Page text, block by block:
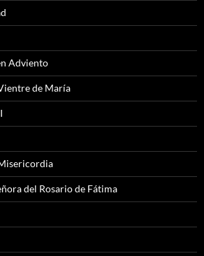
Adviento
de María
del Rosario de Fátima